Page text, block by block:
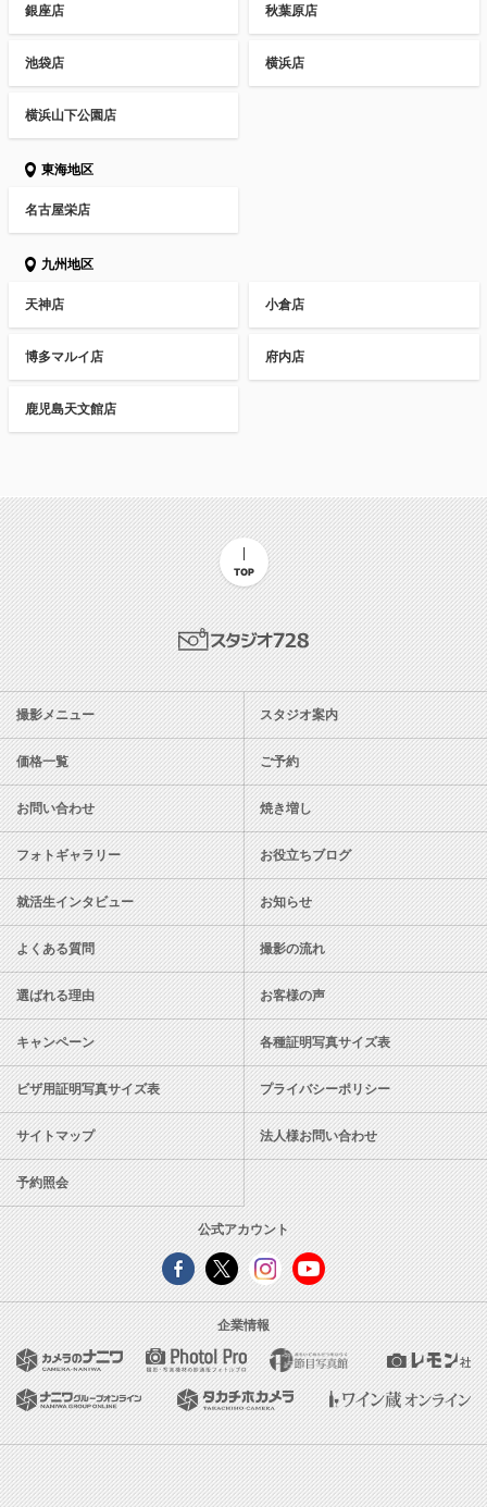
銀座店 秋葉原店
池袋店 横浜店
横浜山下公園店
東海地区
名古屋栄店
九州地区
天神店 小倉店
博多マルイ店 府内店
鹿児島天文館店
TOP
スタジオ728
撮影メニュー スタジオ案内
価格一覧 ご予約
お問い合わせ 焼き増し
フォトギャラリー お役立ちブログ
就活生インタビュー お知らせ
よくある質問 撮影の流れ
選ばれる理由 お客様の声
キャンペーン 各種証明写真サイズ表
ビザ用証明写真サイズ表 プライバシーポリシー
サイトマップ 法人様お問い合わせ
予約照会
公式アカウント
企業情報